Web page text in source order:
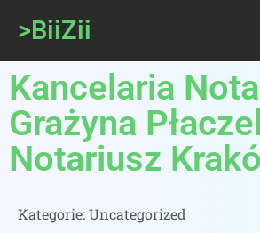
>BiiZii
Kancelaria
Grażyna
Notariusz
Kategorie:Uncategorized